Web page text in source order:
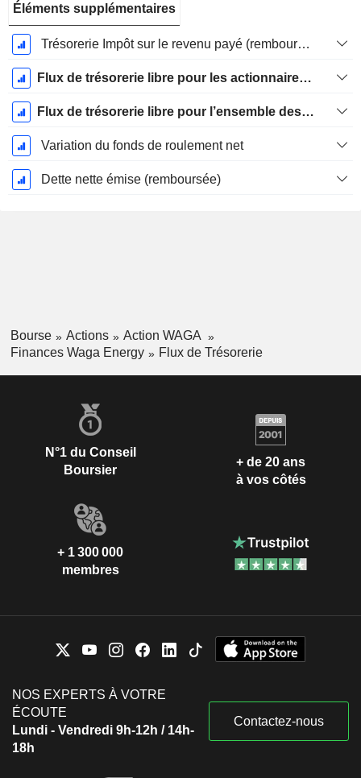
Éléments supplémentaires
Trésorerie Impôt sur le revenu payé (remboursement)Impôt effectivement payé (remboursé) sur l’exercice
Flux de trésorerie libre pour les actionnaires FCFE
Flux de trésorerie libre pour l’ensemble des pourvoyeurs de fonds (créanciers et actionnaires) FCFF
Variation du fonds de roulement net
Dette nette émise (remboursée)
Bourse Actions
Action WAGA
Finances Waga Energy
Flux de Trésorerie
N°1 du Conseil
Boursier
+ de 20 ans
à vos côtés
+ 1 300 000
membres
NOS EXPERTS À VOTRE
ÉCOUTE
Lundi - Vendredi 9h-12h / 14h-
18h
Contactez-nous